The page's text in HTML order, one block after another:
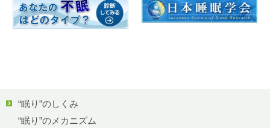
“眠り”のしくみ
“眠り”のメカニズム